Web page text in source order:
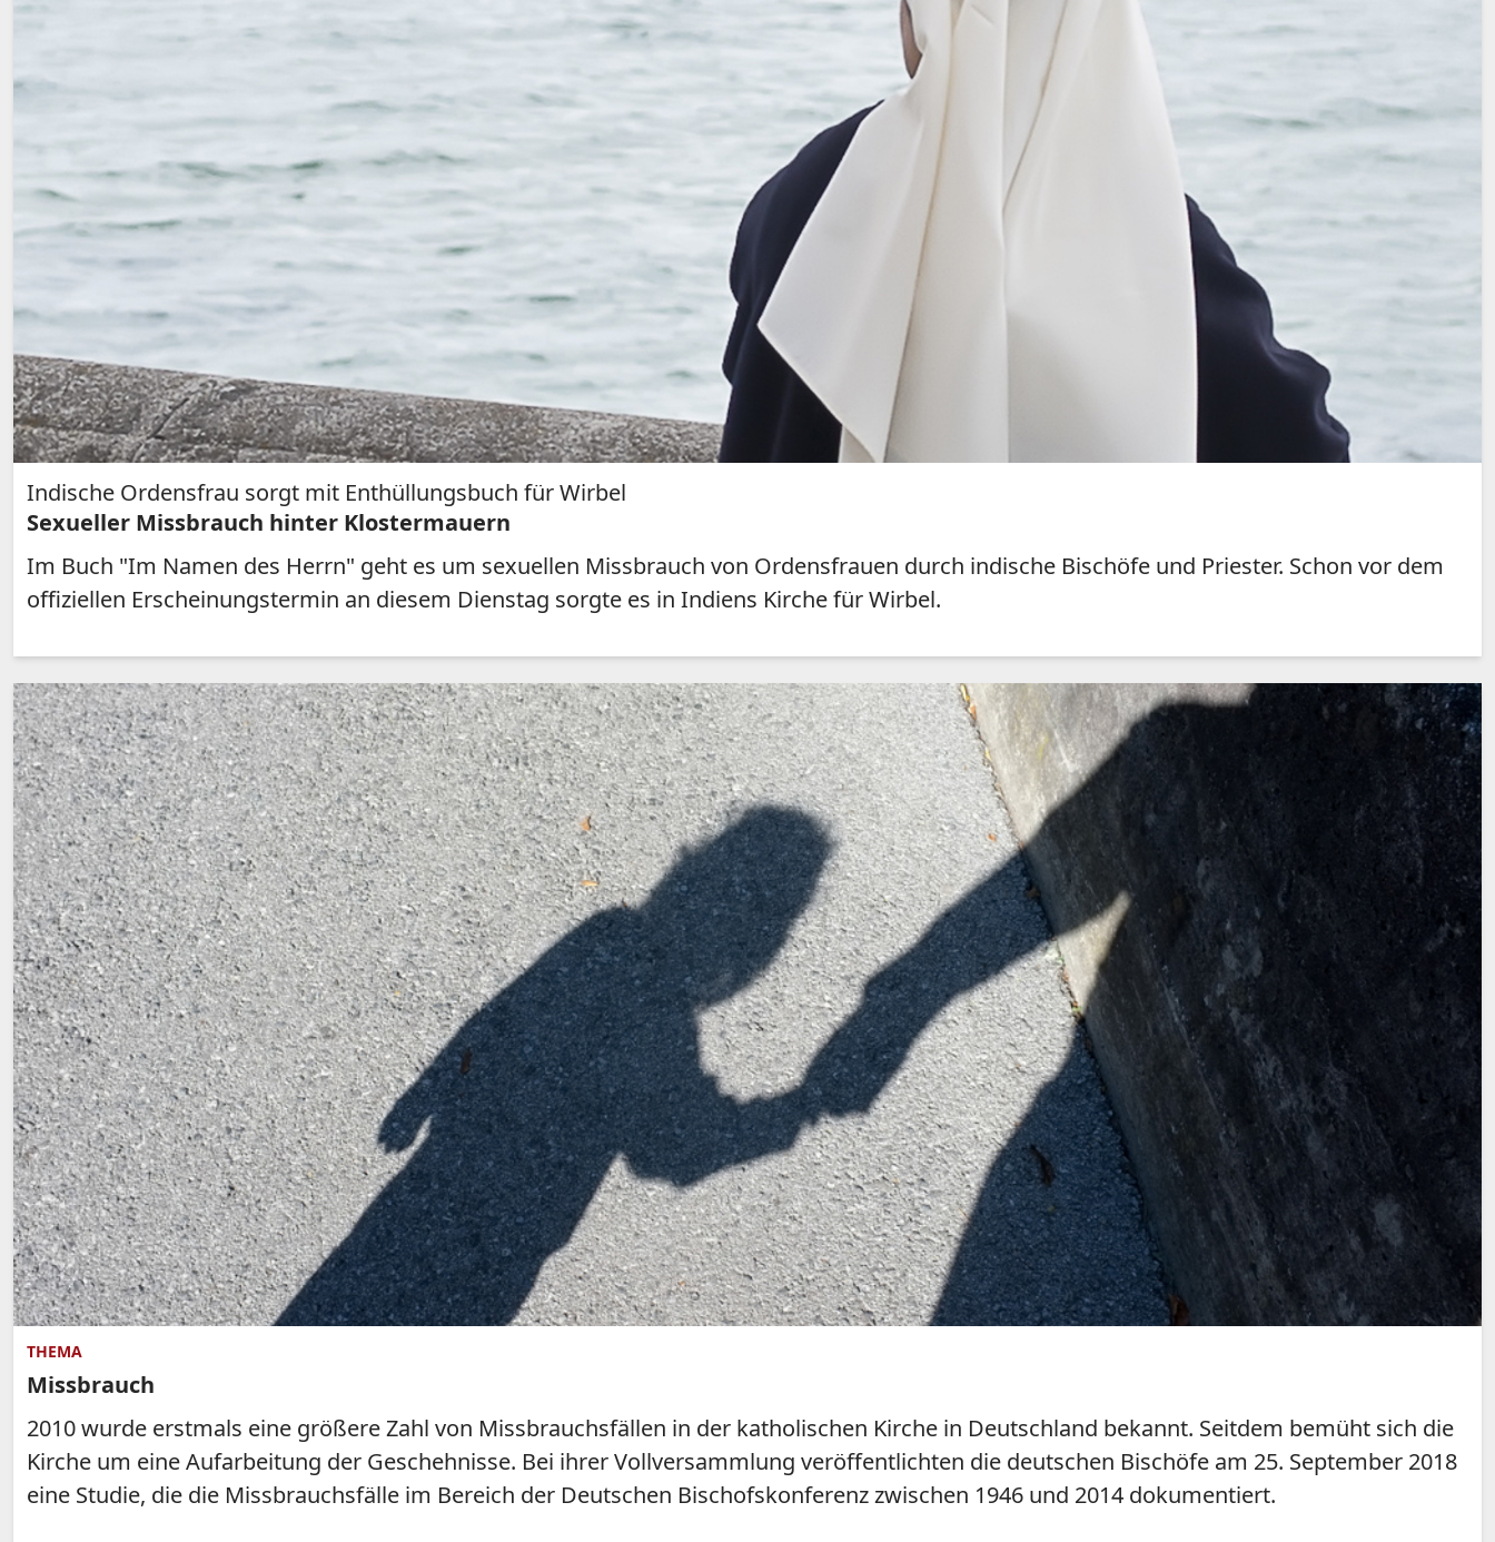
Indische Ordensfrau sorgt mit Enthüllungsbuch für Wirbel
Sexueller Missbrauch hinter Klostermauern
Im Buch "Im Namen des Herrn" geht es um sexuellen Missbrauch von Ordensfrauen durch indische Bischöfe und Priester. Schon vor dem
offiziellen Erscheinungstermin an diesem Dienstag sorgte es in Indiens Kirche für Wirbel.
THEMA
Missbrauch
2010 wurde erstmals eine größere Zahl von Missbrauchsfällen in der katholischen Kirche in Deutschland bekannt. Seitdem bemüht sich die
Kirche um eine Aufarbeitung der Geschehnisse. Bei ihrer Vollversammlung veröffentlichten die deutschen Bischöfe am 25. September 2018
eine Studie, die die Missbrauchsfälle im Bereich der Deutschen Bischofskonferenz zwischen 1946 und 2014 dokumentiert.